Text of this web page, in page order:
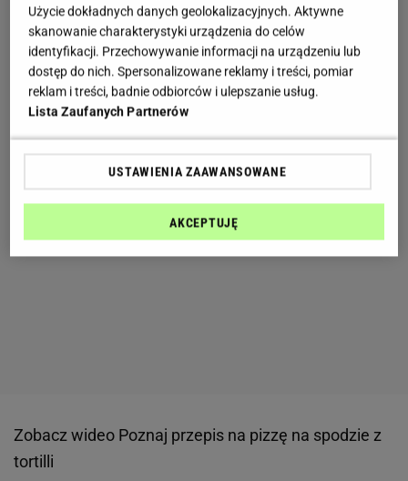
Zobacz wideo Poznaj przepis na pizzę na spodzie z
tortilli
Użycie dokładnych danych geolokalizacyjnych. Aktywne
skanowanie charakterystyki urządzenia do celów
identyfikacji. Przechowywanie informacji na urządzeniu lub
dostęp do nich. Spersonalizowane reklamy i treści, pomiar
reklam i treści, badnie odbiorców i ulepszanie usług.
Lista Zaufanych Partnerów
USTAWIENIA ZAAWANSOWANE
AKCEPTUJĘ